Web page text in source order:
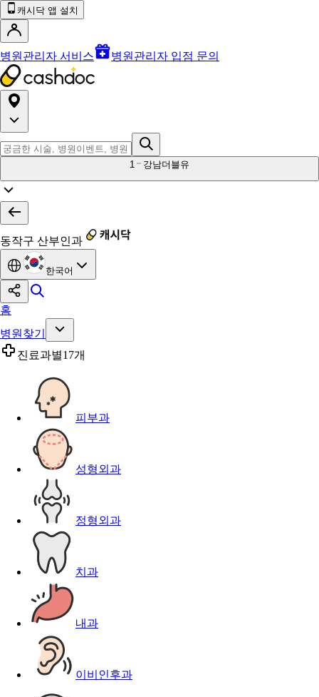
캐시닥 앱 설치
병원관리자 서비스 병원관리자 입점 문의
1 강남더블유
동작구 산부인과
한국어
홈
병원찾기
진료과별17개
피부과
성형외과
정형외과
치과
내과
이비인후과